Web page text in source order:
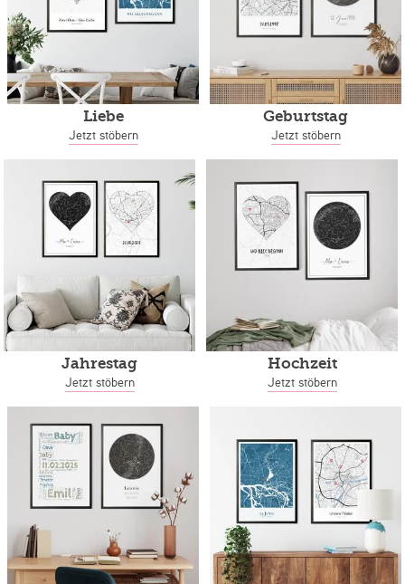
Liebe
Jetzt stöbern
Geburtstag
Jetzt stöbern
Jahrestag
Jetzt stöbern
Hochzeit
Jetzt stöbern